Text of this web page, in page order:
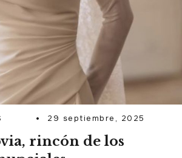
29 septiembre, 2025
rincón de los